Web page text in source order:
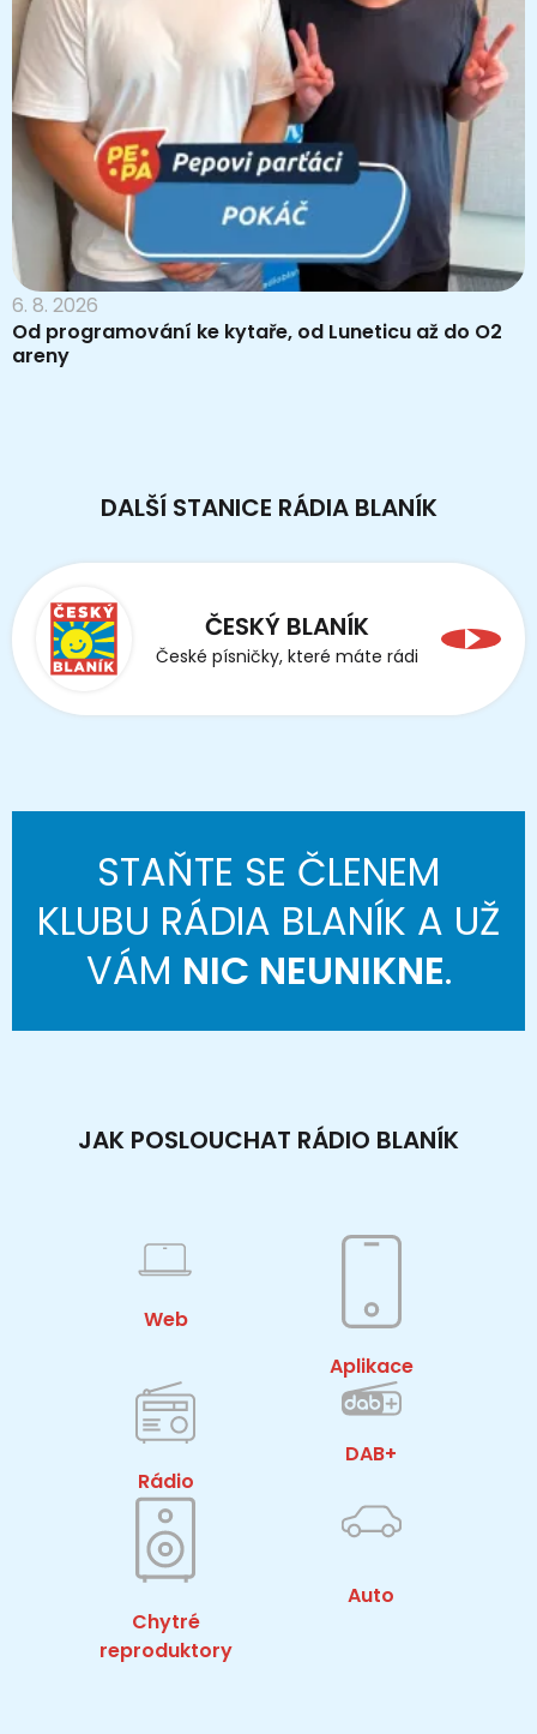
6. 8. 2026
Od programování ke kytaře, od Luneticu až do O2
areny
DALŠÍ STANICE RÁDIA BLANÍK
ČESKÝ BLANÍK
České písničky, které máte rádi
STAŇTE SE ČLENEM
KLUBU RÁDIA BLANÍK A UŽ
VÁM NIC NEUNIKNE.
JAK POSLOUCHAT RÁDIO BLANÍK
Web
Aplikace
Rádio
DAB+
Chytré
reproduktory
Auto